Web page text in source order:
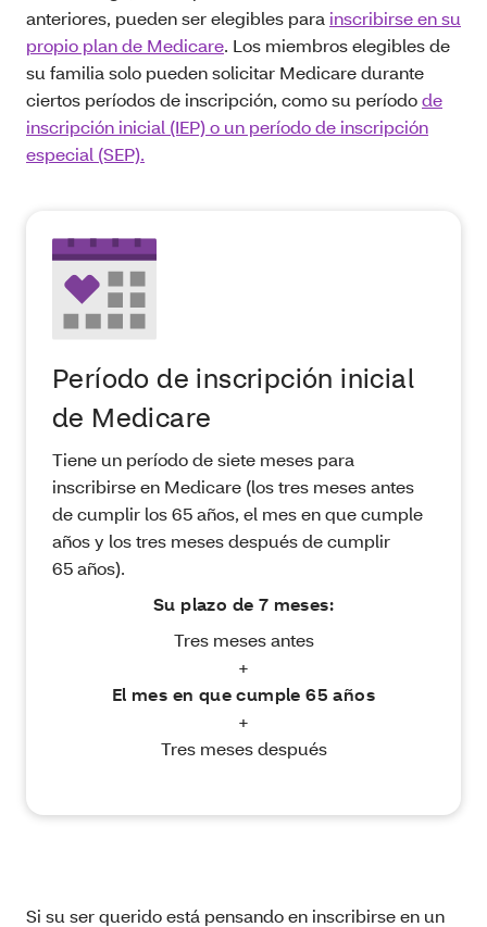
anteriores, pueden ser elegibles para inscribirse en su
propio plan de Medicare. Los miembros elegibles de
su familia solo pueden solicitar Medicare durante
ciertos períodos de inscripción, como su períodode
inscripción inicial (IEP) o un período de inscripción
especial (SEP).
Período de inscripción inicial
de Medicare
Tiene un período de siete meses para
inscribirse en Medicare (los tres meses antes
de cumplir los 65 años, el mes en que cumple
años y los tres meses después de cumplir
65 años).
Su plazo de 7 meses:
Tres meses antes
+
El mes en que cumple 65 años
+
Tres meses después
Si su ser querido está pensando en inscribirse en un